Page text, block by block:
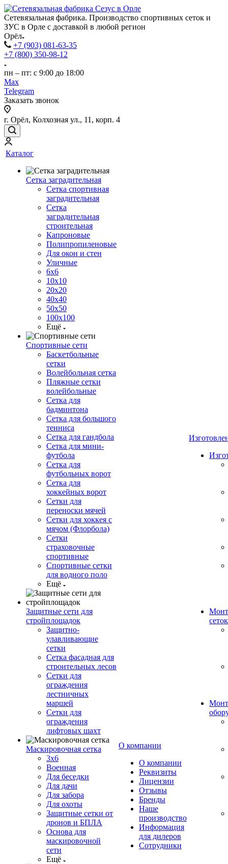
Сетевязальная фабрика. Производство спортивных сеток и
ЗУС в Орле с доставкой в любой регион
Орёл
+7 (903) 081-63-35
+7 (800) 350-98-12
пн – пт: с 9:00 до 18:00
Max
Telegram
Заказать звонок
г. Орёл, Колхозная ул., 11, корп. 4
Каталог
Сетка заградительная
Сетка спортивная
заградительная
Сетка
заградительная
строительная
Капроновые
Полипропиленовые
Для окон и стен
Уличные
6х6
10х10
20х20
40х40
50х50
100х100
Ещё
Спортивные сети
Баскетбольные
сетки
Волейбольная сетка
Пляжные сетки
волейбольные
Сетка для
бадминтона
Сетка для большого
тенниса
Сетка для гандбола
Сетка для мини-
футбола
Сетка для
футбольных ворот
Сетка для
хоккейных ворот
Сетки для
переноски мячей
Сетки для хоккея с
мячом (Флорбола)
Сетки
страховочные
спортивные
Спортивные сетки
для водного поло
Ещё
Защитные сети для
стройплощадок
Защитно-
улавливающие
сетки
Сетка фасадная для
строительных лесов
Сетки для
ограждения
лестничных
маршей
Сетки для
ограждения
лифтовых шахт
Маскировочная сетка
3х6
Военная
Для беседки
Для дачи
Для забора
Для охоты
Защитные сетки от
дронов и БПЛА
Основа для
маскировочной
сети
Ещё
О компании
О компании
Реквизиты
Лицензии
Отзывы
Бренды
Наше
производство
Информация
для дилеров
Сотрудники
сеток